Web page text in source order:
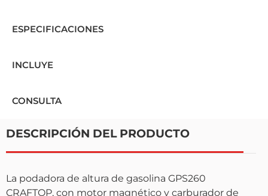
ESPECIFICACIONES
INCLUYE
CONSULTA
DESCRIPCIÓN DEL PRODUCTO
La podadora de altura de gasolina GPS260
CRAFTOP, con motor magnético y carburador de